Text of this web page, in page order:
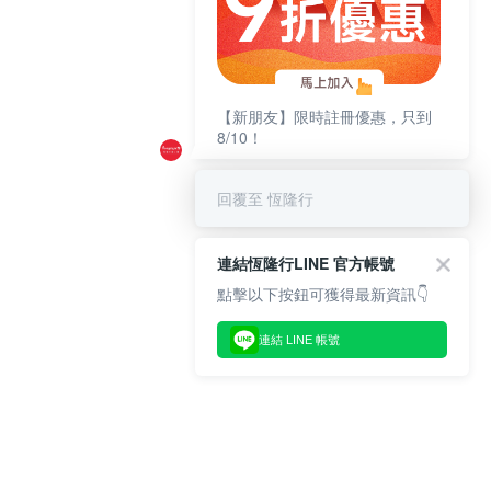
【新朋友】限時註冊優惠，只到
8/10！
回覆至 恆隆行
連結恆隆行LINE 官方帳號
點擊以下按鈕可獲得最新資訊👇
連結 LINE 帳號